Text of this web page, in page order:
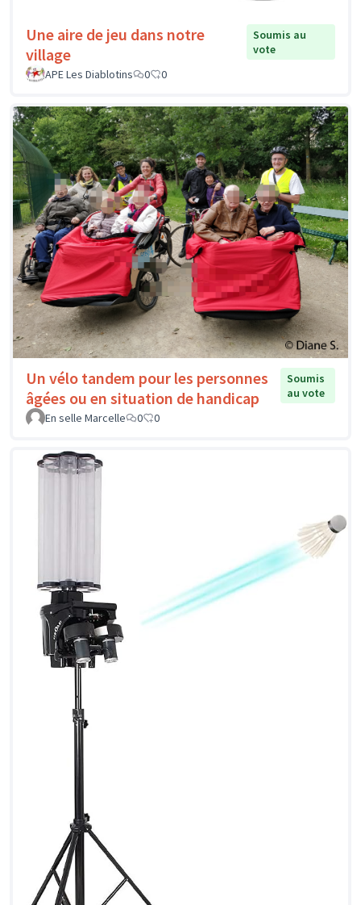
Une aire de jeu dans notre
village
Soumis au
vote
APE Les Diablotins
0 0
Un vélo tandem pour les personnes
âgées ou en situation de handicap
Soumis
au vote
En selle Marcelle
0 0